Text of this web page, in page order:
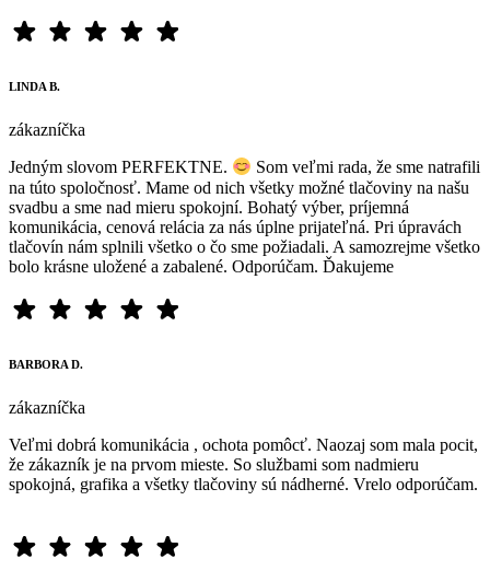
LINDA B.
zákazníčka
Jedným slovom PERFEKTNE.
Som veľmi rada, že sme natrafili
na túto spoločnosť. Mame od nich všetky možné tlačoviny na našu
svadbu a sme nad mieru spokojní. Bohatý výber, príjemná
komunikácia, cenová relácia za nás úplne prijateľná. Pri úpravách
tlačovín nám splnili všetko o čo sme požiadali. A samozrejme všetko
bolo krásne uložené a zabalené. Odporúčam. Ďakujeme
BARBORA D.
zákazníčka
Veľmi dobrá komunikácia , ochota pomôcť. Naozaj som mala pocit,
že zákazník je na prvom mieste. So službami som nadmieru
spokojná, grafika a všetky tlačoviny sú nádherné. Vrelo odporúčam.